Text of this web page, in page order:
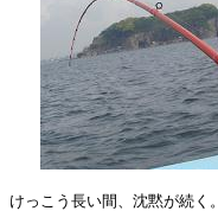
けっこう長い間、沈黙が続く。